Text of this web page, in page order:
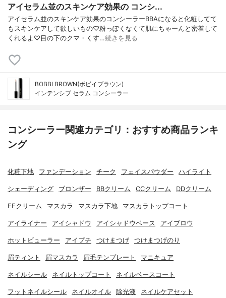
アイセラム並のスキンケア効果の コンシ...
アイセラム並のスキンケア効果のコンシーラーBBAになると化粧してて
もスキンケアして欲しいもの♡粉っぽくなくて肌にちゃーんと密着して
くれるよ♡目の下のクマ・くす…続きを見る
BOBBI BROWN(ボビイブラウン)
インテンシブ セラム コンシーラー
コンシーラー関連カテゴリ：おすすめ商品ランキ
ング
化粧下地 ファンデーション チーク フェイスパウダー ハイライト
シェーディング ブロンザー BBクリーム CCクリーム DDクリーム
EEクリーム マスカラ マスカラ下地 マスカラトップコート
アイライナー アイシャドウ アイシャドウベース アイブロウ
ホットビューラー アイプチ つけまつげ つけまつげのり
眉ティント 眉マスカラ 眉毛テンプレート マニキュア
ネイルシール ネイルトップコート ネイルベースコート
フットネイルシール ネイルオイル 除光液 ネイルケアセット